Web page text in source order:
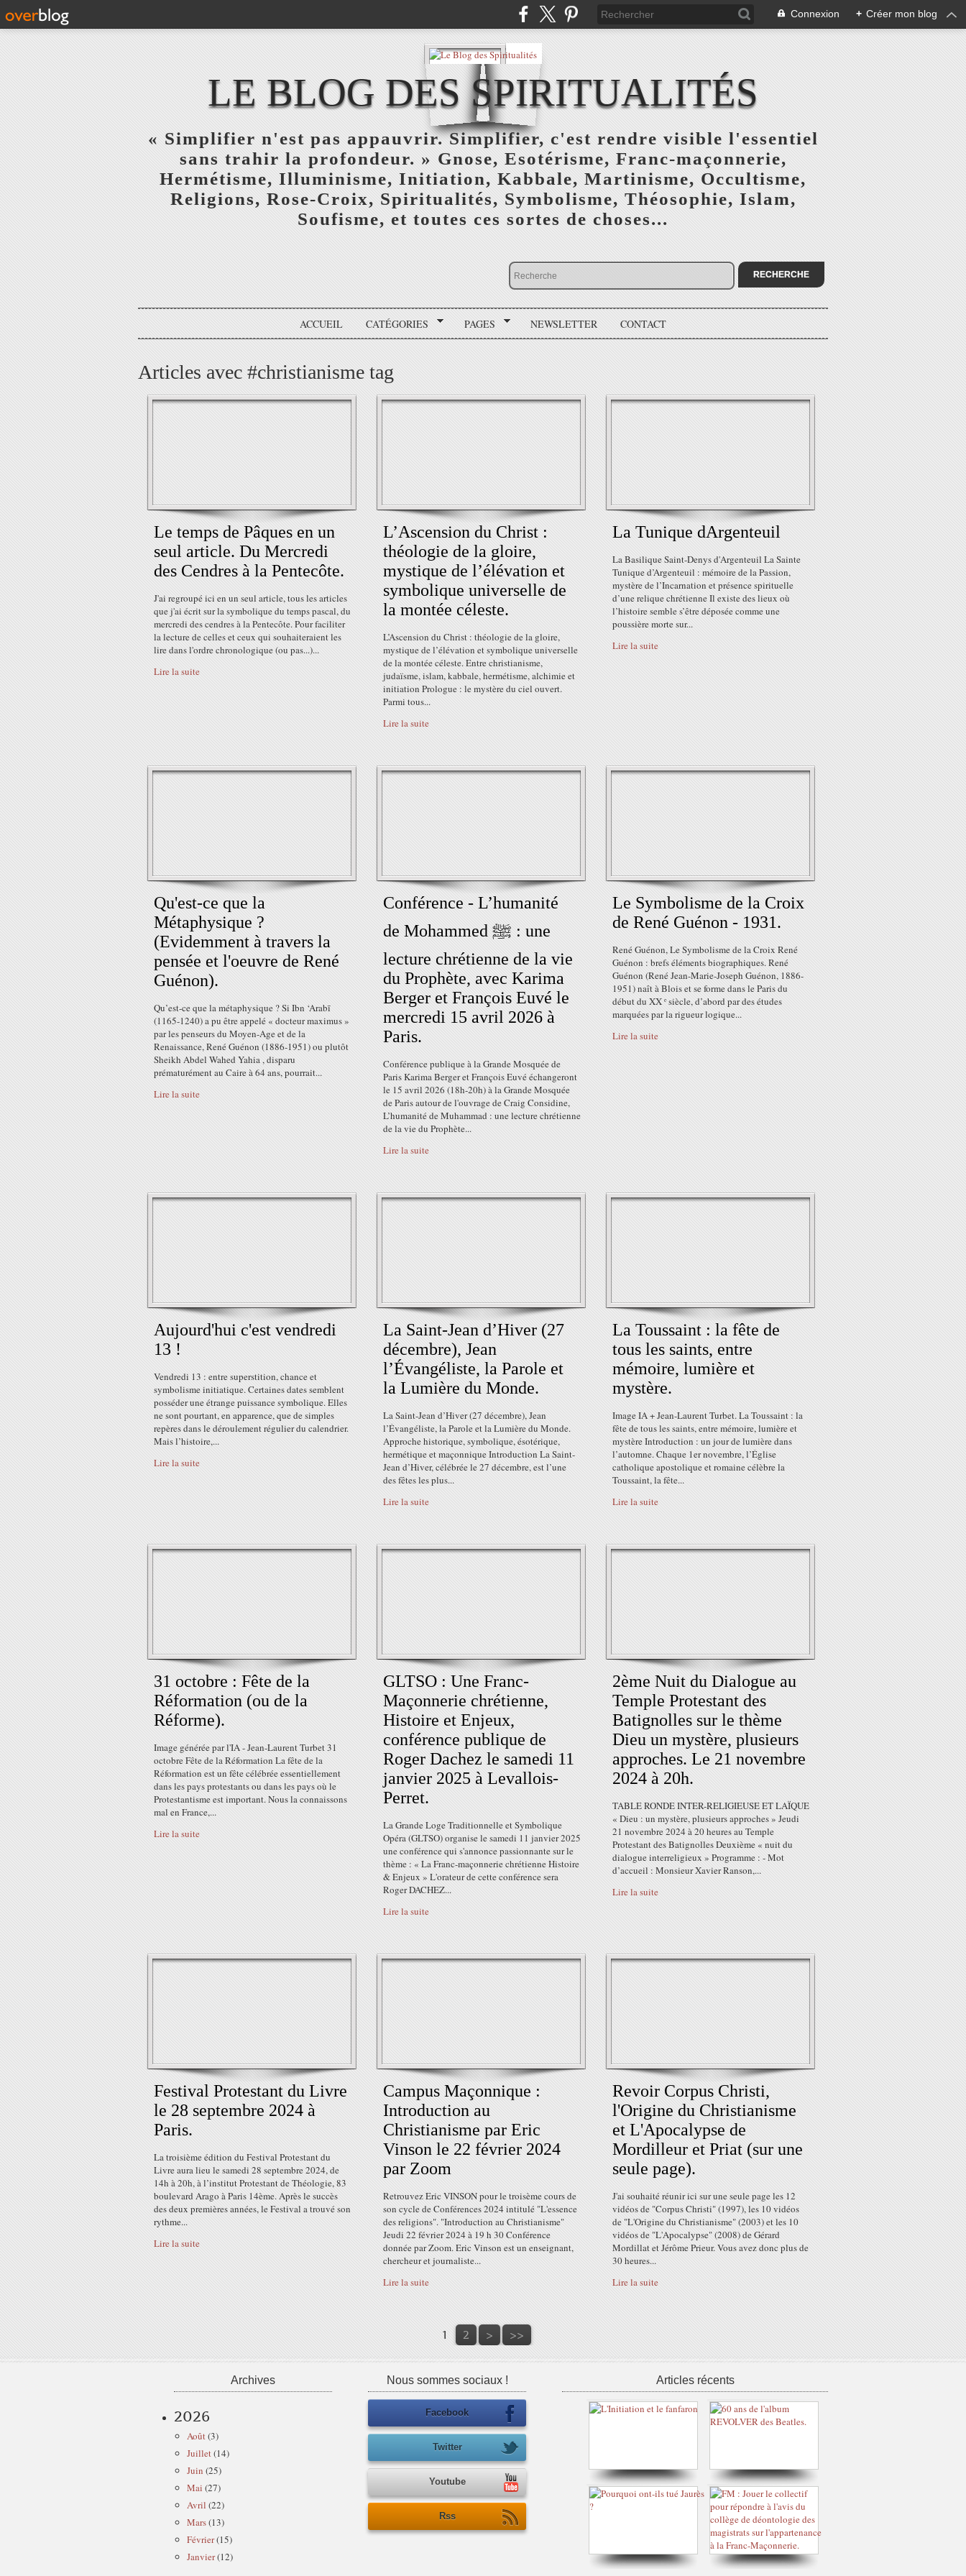
Connexion + Créer mon blog
LE BLOG DES SPIRITUALITÉS
« Simplifier n'est pas appauvrir. Simplifier, c'est rendre visible l'essentiel
sans trahir la profondeur. » Gnose, Esotérisme, Franc-maçonnerie,
Hermétisme, Illuminisme, Initiation, Kabbale, Martinisme, Occultisme,
Religions, Rose-Croix, Spiritualités, Symbolisme, Théosophie, Islam,
Soufisme, et toutes ces sortes de choses...
ACCUEIL CATÉGORIES PAGES NEWSLETTER CONTACT
Articles avec #christianisme tag
Le temps de Pâques en un
seul article. Du Mercredi
des Cendres à la Pentecôte.
J'ai regroupé ici en un seul article, tous les articles
que j'ai écrit sur la symbolique du temps pascal, du
mercredi des cendres à la Pentecôte. Pour faciliter
la lecture de celles et ceux qui souhaiteraient les
lire dans l'ordre chronologique (ou pas...)...
Lire la suite
L’Ascension du Christ :
théologie de la gloire,
mystique de l’élévation et
symbolique universelle de
la montée céleste.
L’Ascension du Christ : théologie de la gloire,
mystique de l’élévation et symbolique universelle
de la montée céleste. Entre christianisme,
judaïsme, islam, kabbale, hermétisme, alchimie et
initiation Prologue : le mystère du ciel ouvert.
Parmi tous...
Lire la suite
La Tunique dArgenteuil
La Basilique Saint-Denys d'Argenteuil La Sainte
Tunique d’Argenteuil : mémoire de la Passion,
mystère de l’Incarnation et présence spirituelle
d’une relique chrétienne Il existe des lieux où
l’histoire semble s’être déposée comme une
poussière morte sur...
Lire la suite
Qu'est-ce que la
Métaphysique ?
(Evidemment à travers la
pensée et l'oeuvre de René
Guénon).
Qu’est-ce que la métaphysique ? Si Ibn ‘Arabī
(1165-1240) a pu être appelé « docteur maximus »
par les penseurs du Moyen-Age et de la
Renaissance, René Guénon (1886-1951) ou plutôt
Sheikh Abdel Wahed Yahia , disparu
prématurément au Caire à 64 ans, pourrait...
Lire la suite
Conférence - L’humanité
de Mohammed ﷺ : une
lecture chrétienne de la vie
du Prophète, avec Karima
Berger et François Euvé le
mercredi 15 avril 2026 à
Paris.
Conférence publique à la Grande Mosquée de
Paris Karima Berger et François Euvé échangeront
le 15 avril 2026 (18h-20h) à la Grande Mosquée
de Paris autour de l'ouvrage de Craig Considine,
L’humanité de Muhammad : une lecture chrétienne
de la vie du Prophète...
Lire la suite
Le Symbolisme de la Croix
de René Guénon - 1931.
René Guénon, Le Symbolisme de la Croix René
Guénon : brefs éléments biographiques. René
Guénon (René Jean-Marie-Joseph Guénon, 1886-
1951) naît à Blois et se forme dans le Paris du
début du XX ᵉ siècle, d’abord par des études
marquées par la rigueur logique...
Lire la suite
Aujourd'hui c'est vendredi
13 !
Vendredi 13 : entre superstition, chance et
symbolisme initiatique. Certaines dates semblent
posséder une étrange puissance symbolique. Elles
ne sont pourtant, en apparence, que de simples
repères dans le déroulement régulier du calendrier.
Mais l’histoire,...
Lire la suite
La Saint-Jean d’Hiver (27
décembre), Jean
l’Évangéliste, la Parole et
la Lumière du Monde.
La Saint-Jean d’Hiver (27 décembre), Jean
l’Évangéliste, la Parole et la Lumière du Monde.
Approche historique, symbolique, ésotérique,
hermétique et maçonnique Introduction La Saint-
Jean d’Hiver, célébrée le 27 décembre, est l’une
des fêtes les plus...
Lire la suite
La Toussaint : la fête de
tous les saints, entre
mémoire, lumière et
mystère.
Image IA + Jean-Laurent Turbet. La Toussaint : la
fête de tous les saints, entre mémoire, lumière et
mystère Introduction : un jour de lumière dans
l’automne. Chaque 1er novembre, l’Église
catholique apostolique et romaine célèbre la
Toussaint, la fête...
Lire la suite
31 octobre : Fête de la
Réformation (ou de la
Réforme).
Image générée par l'IA - Jean-Laurent Turbet 31
octobre Fête de la Réformation La fête de la
Réformation est un fête célébrée essentiellement
dans les pays protestants ou dans les pays où le
Protestantisme est important. Nous la connaissons
mal en France,...
Lire la suite
GLTSO : Une Franc-
Maçonnerie chrétienne,
Histoire et Enjeux,
conférence publique de
Roger Dachez le samedi 11
janvier 2025 à Levallois-
Perret.
La Grande Loge Traditionnelle et Symbolique
Opéra (GLTSO) organise le samedi 11 janvier 2025
une conférence qui s'annonce passionnante sur le
thème : « La Franc-maçonnerie chrétienne Histoire
& Enjeux » L'orateur de cette conférence sera
Roger DACHEZ...
Lire la suite
2ème Nuit du Dialogue au
Temple Protestant des
Batignolles sur le thème
Dieu un mystère, plusieurs
approches. Le 21 novembre
2024 à 20h.
TABLE RONDE INTER-RELIGIEUSE ET LAÏQUE
« Dieu : un mystère, plusieurs approches » Jeudi
21 novembre 2024 à 20 heures au Temple
Protestant des Batignolles Deuxième « nuit du
dialogue interreligieux » Programme : - Mot
d’accueil : Monsieur Xavier Ranson,...
Lire la suite
Festival Protestant du Livre
le 28 septembre 2024 à
Paris.
La troisième édition du Festival Protestant du
Livre aura lieu le samedi 28 septembre 2024, de
14h à 20h, à l’institut Protestant de Théologie, 83
boulevard Arago à Paris 14ème. Après le succès
des deux premières années, le Festival a trouvé son
rythme...
Lire la suite
Campus Maçonnique :
Introduction au
Christianisme par Eric
Vinson le 22 février 2024
par Zoom
Retrouvez Eric VINSON pour le troisème cours de
son cycle de Conférences 2024 intitulé "L'essence
des religions". "Introduction au Christianisme"
Jeudi 22 février 2024 à 19 h 30 Conférence
donnée par Zoom. Eric Vinson est un enseignant,
chercheur et journaliste...
Lire la suite
Revoir Corpus Christi,
l'Origine du Christianisme
et L'Apocalypse de
Mordilleur et Priat (sur une
seule page).
J'ai souhaité réunir ici sur une seule page les 12
vidéos de "Corpus Christi" (1997), les 10 vidéos
de "L'Origine du Christianisme" (2003) et les 10
vidéos de "L'Apocalypse" (2008) de Gérard
Mordillat et Jérôme Prieur. Vous avez donc plus de
30 heures...
Lire la suite
1 2 > >>
Archives
2026
Août(3)
Juillet(14)
Juin (25)
Mai (27)
Avril (22)
Mars(13)
Février(15)
Janvier(12)
Nous sommes sociaux !
Facebook
Twitter
Youtube
Rss
Articles récents